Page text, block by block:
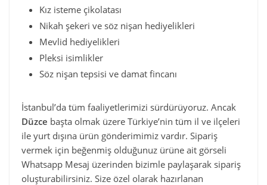
Kız isteme çikolatası
Nikah şekeri ve söz nişan hediyelikleri
Mevlid hediyelikleri
Pleksi isimlikler
Söz nişan tepsisi ve damat fincanı
İstanbul’da tüm faaliyetlerimizi sürdürüyoruz. Ancak
Düzce başta olmak üzere Türkiye’nin tüm il ve ilçeleri
ile yurt dışına ürün gönderimimiz vardır. Sipariş
vermek için beğenmiş olduğunuz ürüne ait görseli
Whatsapp Mesaj üzerinden bizimle paylaşarak sipariş
oluşturabilirsiniz. Size özel olarak hazırlanan